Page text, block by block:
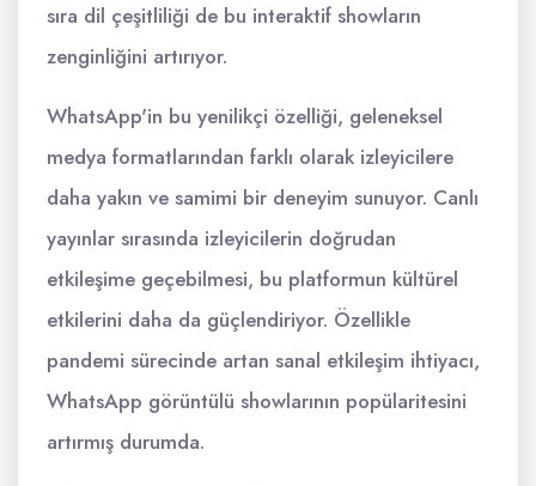
sıra dil çeşitliliği de bu interaktif showların
zenginliğini artırıyor.
WhatsApp'in bu yenilikçi özelliği, geleneksel
medya formatlarından farklı olarak izleyicilere
daha yakın ve samimi bir deneyim sunuyor. Canlı
yayınlar sırasında izleyicilerin doğrudan
etkileşime geçebilmesi, bu platformun kültürel
etkilerini daha da güçlendiriyor. Özellikle
pandemi sürecinde artan sanal etkileşim ihtiyacı,
WhatsApp görüntülü showlarının popülaritesini
artırmış durumda.